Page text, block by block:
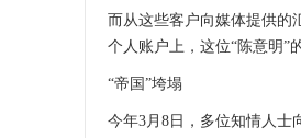
而从这些客户向媒体提供的
个人账户上，这位“陈意明”
“帝国”垮塌
今年3月8日，多位知情人士